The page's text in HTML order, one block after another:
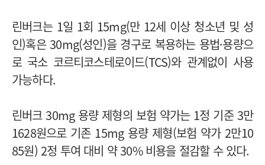
린버크는 1일 1회 15mg(만 12세 이상 청소년 및 성
인)혹은 30mg(성인)을 경구로 복용하는 용법·용량으
로 국소 코르티코스테로이드(TCS)와 관계없이 사용
가능하다.
린버크 30mg 용량 제형의 보험 약가는 1정 기준 3만
1628원으로 기존 15mg 용량 제형(보험 약가 2만10
85원) 2정 투여 대비 약 30% 비용을 절감할 수 있다.